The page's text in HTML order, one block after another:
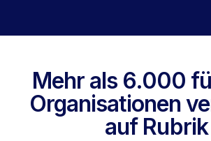
Mehr als 6.000
Organisationen
auf Rubrik